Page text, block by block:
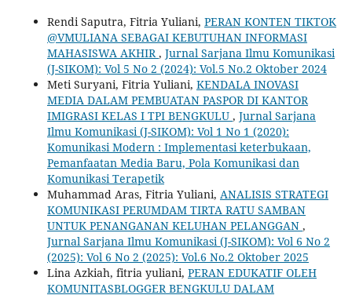
Rendi Saputra, Fitria Yuliani, PERAN KONTEN TIKTOK
@VMULIANA SEBAGAI KEBUTUHAN INFORMASI
MAHASISWA AKHIR, Jurnal Sarjana Ilmu Komunikasi
(J-SIKOM): Vol 5 No 2 (2024): Vol.5 No.2 Oktober 2024
Meti Suryani, Fitria Yuliani, KENDALA INOVASI
MEDIA DALAM PEMBUATAN PASPOR DI KANTOR
IMIGRASI KELAS I TPI BENGKULU , Jurnal Sarjana
Ilmu Komunikasi (J-SIKOM): Vol 1 No 1 (2020):
Komunikasi Modern : Implementasi keterbukaan,
Pemanfaatan Media Baru, Pola Komunikasi dan
Komunikasi Terapetik
Muhammad Aras, Fitria Yuliani, ANALISIS STRATEGI
KOMUNIKASI PERUMDAM TIRTA RATU SAMBAN
UNTUK PENANGANAN KELUHAN PELANGGAN ,
Jurnal Sarjana Ilmu Komunikasi (J-SIKOM): Vol 6 No 2
(2025): Vol 6 No 2 (2025): Vol.6 No.2 Oktober 2025
Lina Azkiah, fitria yuliani, PERAN EDUKATIF OLEH
KOMUNITASBLOGGER BENGKULU DALAM